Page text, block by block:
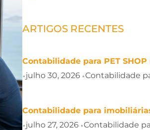
ARTIGOS RECENTES
Contabilidade para PET
• julho 30, 2026 •Contabilidade
Contabilidade para
• julho 27, 2026 •Contabilidade